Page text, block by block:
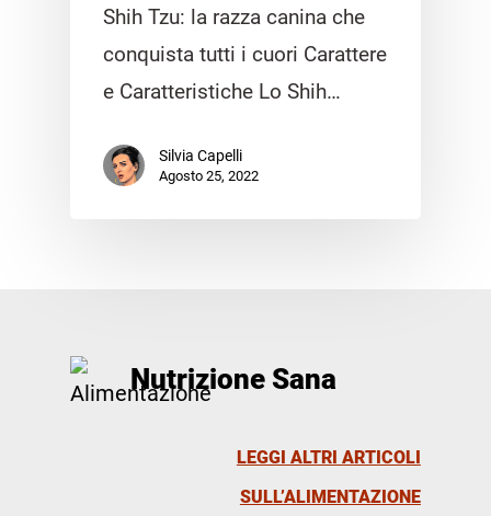
Shih Tzu: la razza canina che
conquista tutti i cuori Carattere
e Caratteristiche Lo Shih…
Silvia Capelli
Agosto 25, 2022
Nutrizione Sana
LEGGI ALTRI ARTICOLI
SULL’ALIMENTAZIONE